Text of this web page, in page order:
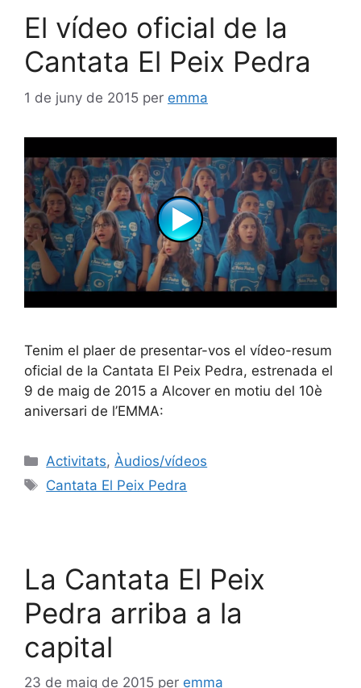
El vídeo oficial de la
Cantata El Peix Pedra
1 de juny de 2015 per emma
Tenim el plaer de presentar-vos el vídeo-resum
oficial de la Cantata El Peix Pedra, estrenada el
9 de maig de 2015 a Alcover en motiu del 10è
aniversari de l’EMMA:
Activitats, Àudios/vídeos
Cantata El Peix Pedra
La Cantata El Peix
Pedra arriba a la
capital
23 de maig de 2015 per emma